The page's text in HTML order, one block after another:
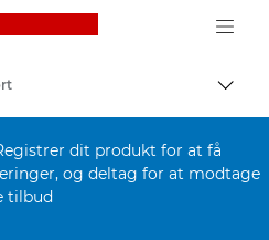
Canon Logo, back
Skift
dit produkt for at få
og deltag for at modtage
tilbud